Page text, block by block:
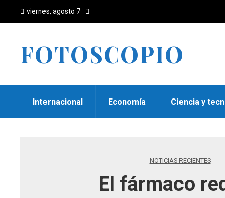
viernes, agosto 7
FOTOSCOPIO
Internacional Economía Ciencia y
NOTICIAS RECIENTES
El fármaco